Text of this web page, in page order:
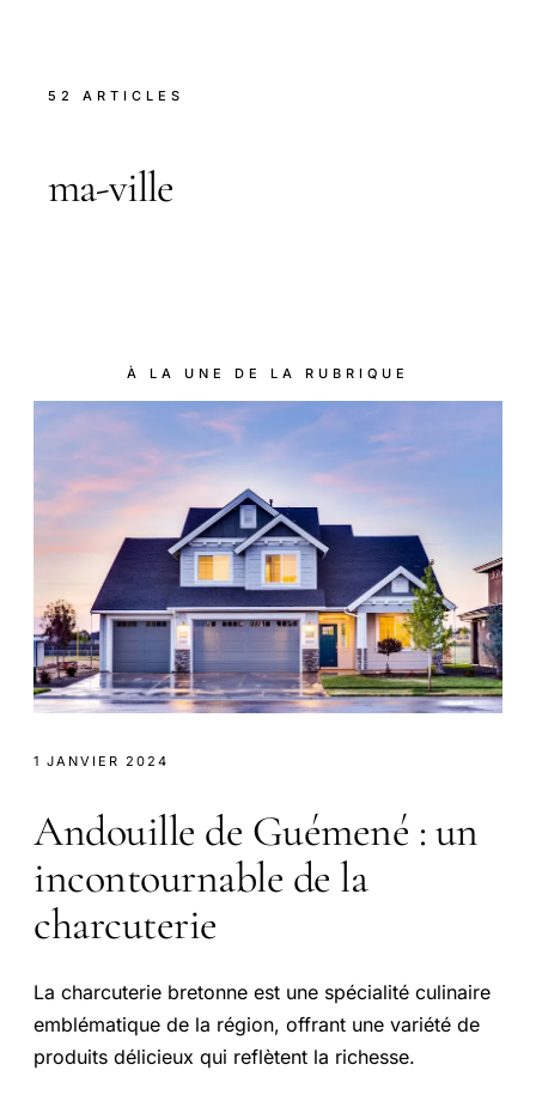
52 ARTICLES
ma-ville
À LA UNE DE LA RUBRIQUE
1 JANVIER 2024
Andouille de Guémené : un
incontournable de la
charcuterie
La charcuterie bretonne est une spécialité culinaire
emblématique de la région, offrant une variété de
produits délicieux qui reflètent la richesse.